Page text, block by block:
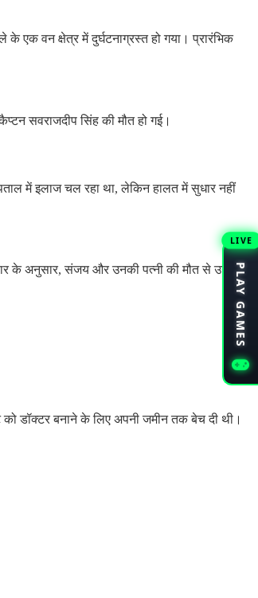
एक वन क्षेत्र में दुर्घटनाग्रस्त हो गया। प्रारंभिक
सवराजदीप सिंह की मौत हो गई।
में इलाज चल रहा था, लेकिन हालत में सुधार नहीं
के अनुसार, संजय और उनकी पत्नी की मौत से उनके दो
को डॉक्टर बनाने के लिए अपनी जमीन तक बेच दी थी।
LIVE
PLAY GAMES